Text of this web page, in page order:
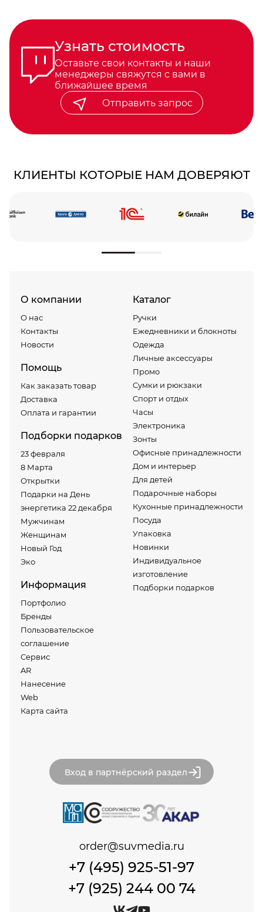
Узнать стоимость
Оставьте свои контакты и наши
менеджеры свяжутся с вами в
ближайшее время
Отправить запрос
КЛИЕНТЫ КОТОРЫЕ НАМ ДОВЕРЯЮТ
О компании
О нас
Контакты
Новости
Помощь
Как заказать товар
Доставка
Оплата и гарантии
Подборки подарков
23 февраля
8 Марта
Открытки
Подарки на День
энергетика 22 декабря
Мужчинам
Женщинам
Новый Год
Эко
Информация
Портфолио
Бренды
Пользовательское
соглашение
Сервис
AR
Нанесение
Web
Карта сайта
Каталог
Ручки
Ежедневники и блокноты
Одежда
Личные аксессуары
Промо
Сумки и рюкзаки
Спорт и отдых
Часы
Электроника
Зонты
Офисные принадлежности
Дом и интерьер
Для детей
Подарочные наборы
Кухонные принадлежности
Посуда
Упаковка
Новинки
Индивидуальное
изготовление
Подборки подарков
Вход в партнёрский раздел
+7 (495) 925-51-97
+7 (925) 244 00 74
order@suvmedia.ru